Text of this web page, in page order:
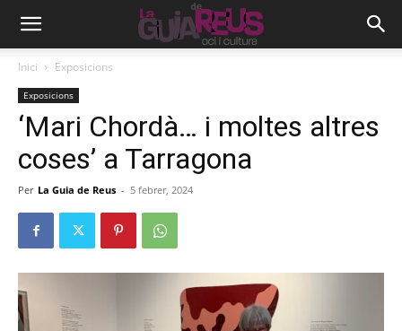
Inici Exposicions
Exposicions
‘Mari Chordà… i moltes altres
coses’ a Tarragona
Per La Guia de Reus - 5 febrer, 2024